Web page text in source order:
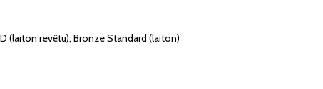
(laiton revêtu), Bronze Standard (laiton)